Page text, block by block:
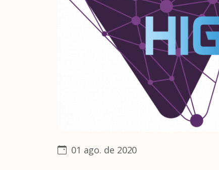
01 ago. de 2020